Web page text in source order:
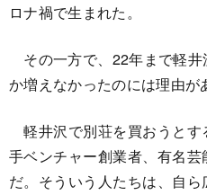
ロナ禍で生まれた。
その一方で、22年まで軽
か増えなかったのには理由が
軽井沢で別荘を買おうとす
手ベンチャー創業者、有名
だ。そういう人たちは、自